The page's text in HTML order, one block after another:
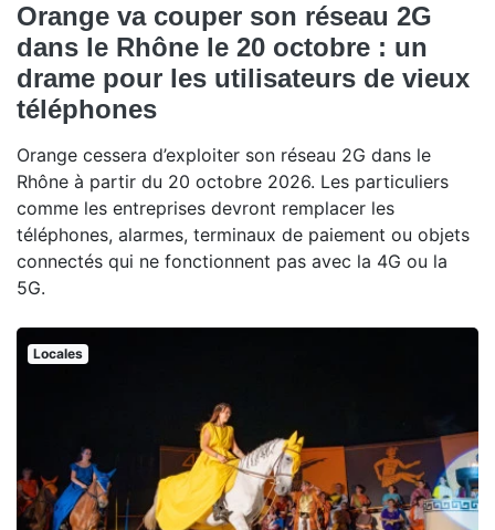
Orange va couper son réseau 2G
dans le Rhône le 20 octobre : un
drame pour les utilisateurs de vieux
téléphones
Orange cessera d’exploiter son réseau 2G dans le
Rhône à partir du 20 octobre 2026. Les particuliers
comme les entreprises devront remplacer les
téléphones, alarmes, terminaux de paiement ou objets
connectés qui ne fonctionnent pas avec la 4G ou la
5G.
Locales